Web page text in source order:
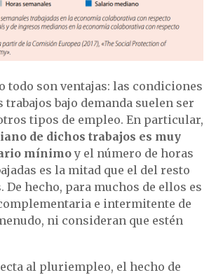
todo son ventajas: las condiciones
trabajos bajo demanda suelen ser
tipos de empleo. En particular,
de dichos trabajos es muy
mínimoy el número de horas
es la mitad que el del resto
De hecho, para muchos de ellos es
e intermitente de
ni consideran que estén
al pluriempleo, el hecho de